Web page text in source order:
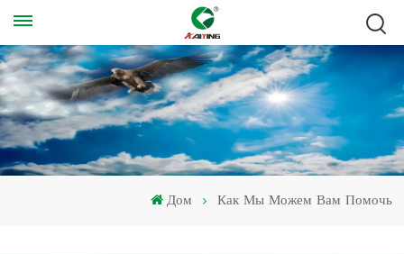
Дом Как Мы Можем Вам Помочь